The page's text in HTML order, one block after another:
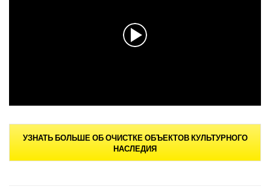
УЗНАТЬ БОЛЬШЕ ОБ ОЧИСТКЕ ОБЪЕКТОВ КУЛЬТУРНОГО
НАСЛЕДИЯ